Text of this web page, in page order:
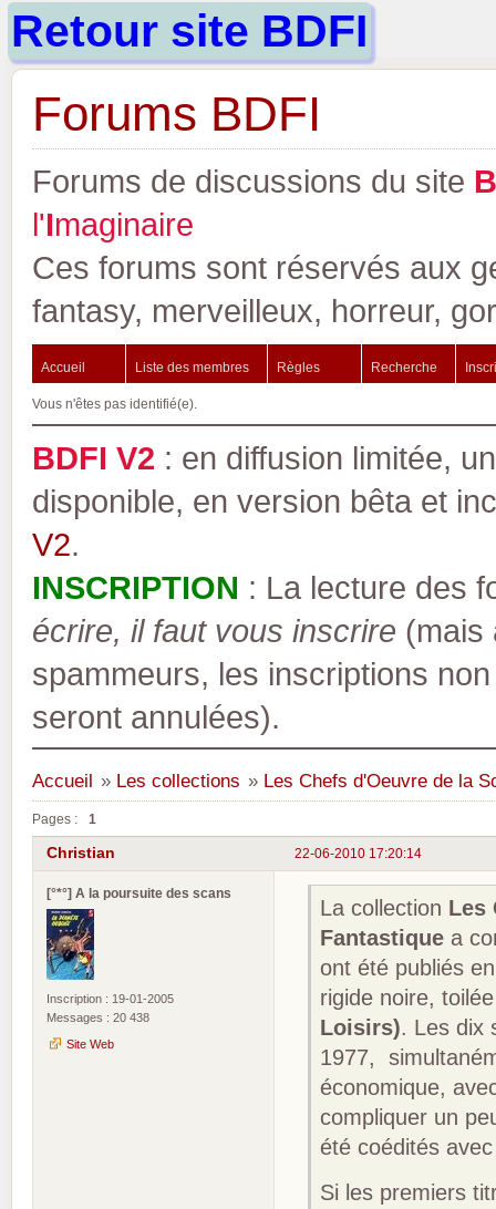
Retour site BDFI
Forums BDFI
Forums de discussions du site B
l'Imaginaire
Ces forums sont réservés aux
fantasy, merveilleux, horreur,
Accueil Liste des membres Règles Recherche
Vous n'êtes pas identifié(e).
BDFI V2 : en diffusion limitée,
disponible, en version bêta et
V2.
INSCRIPTION : La lecture des
écrire, il faut vous inscrire (mais
spammeurs, les inscriptions
seront annulées).
Accueil » Les collections » Les Chefs d'Oeuvre de la
Pages : 1
22-06-2010 17:20:14
Christian
[°*°] A la poursuite des scans
Inscription : 19-01-2005
Messages : 20 438
Site Web
La collection Les
Fantastique a
ont été publiés
rigide noire,
Loisirs). Les dix
1977,
économique,
compliquer un
été coédités
Si les premiers